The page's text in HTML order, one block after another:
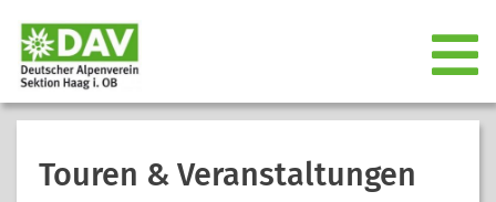
Touren & Veranstaltungen